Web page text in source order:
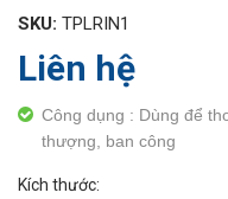
SKU: TPLRIN1
Liên hệ
Công dụng : Dùng để
thượng, ban công
Kích thước: